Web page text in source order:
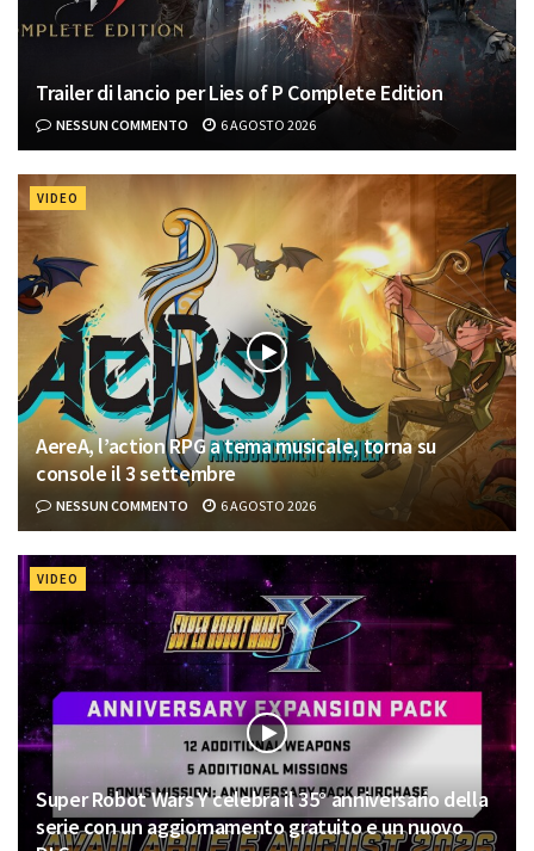
Trailer di lancio per Lies of P Complete Edition
NESSUN COMMENTO 6 AGOSTO 2026
VIDEO
AereA, l’action RPG a tema musicale, torna su
console il 3 settembre
NESSUN COMMENTO 6 AGOSTO 2026
VIDEO
Super Robot Wars Y celebra il 35° anniversario della
serie con un aggiornamento gratuito e un nuovo